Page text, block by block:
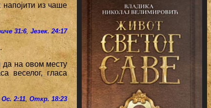
из чаше
31:6,Језек. 24:17
да на овом месту
веселог, гласа
Ос. 2:11,Откр. 18:23